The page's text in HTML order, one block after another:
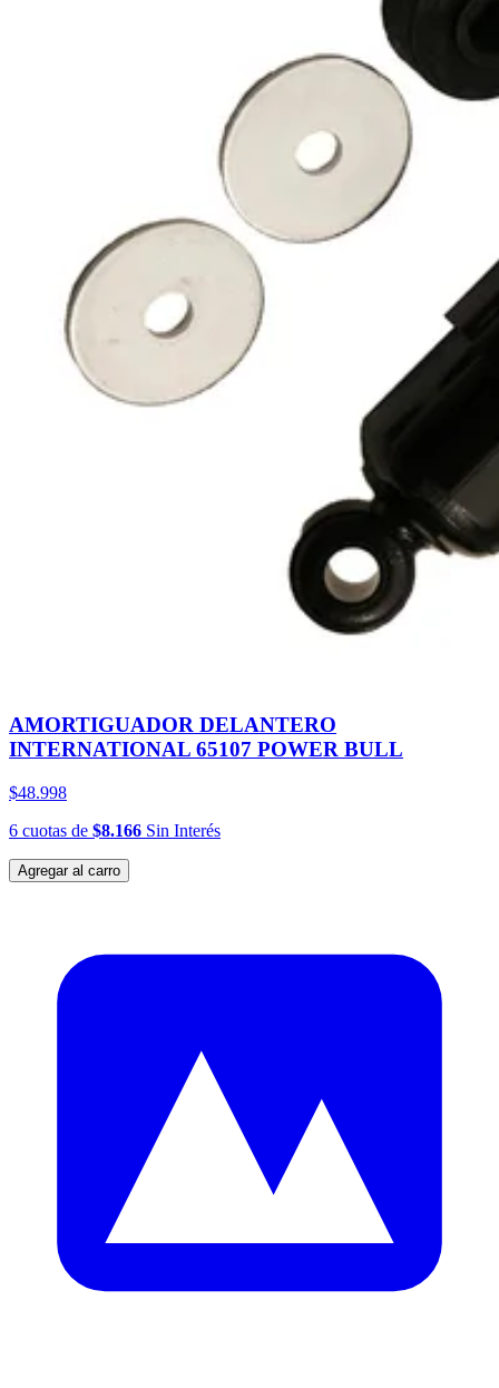
AMORTIGUADOR DELANTERO
INTERNATIONAL 65107 POWER BULL
$48.998
6 cuotas de $8.166 Sin Interés
Agregar al carro